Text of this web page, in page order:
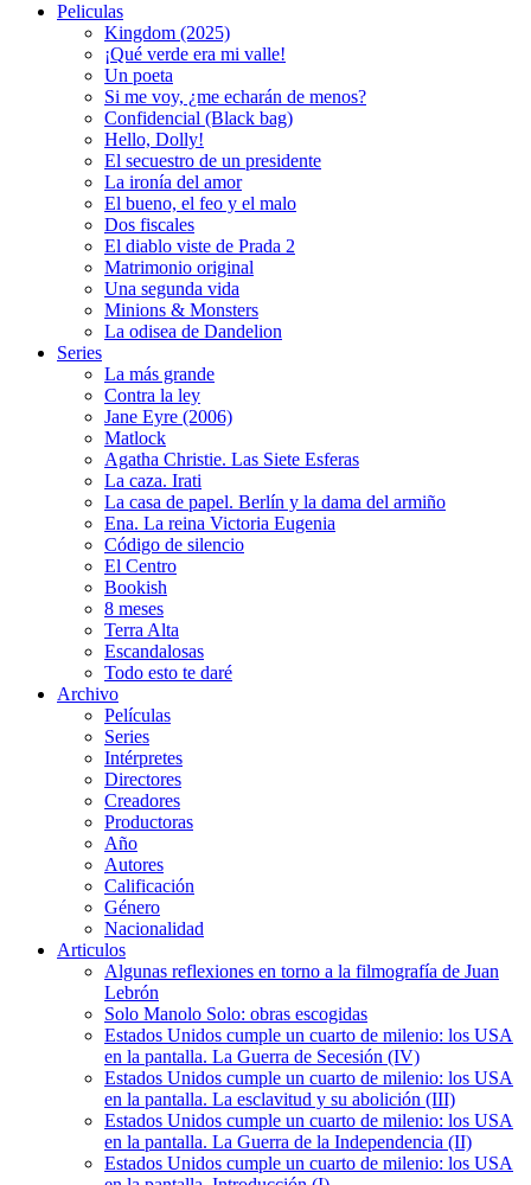
Peliculas
Kingdom (2025)
¡Qué verde era mi valle!
Un poeta
Si me voy, ¿me echarán de menos?
Confidencial (Black bag)
Hello, Dolly!
El secuestro de un presidente
La ironía del amor
El bueno, el feo y el malo
Dos fiscales
El diablo viste de Prada 2
Matrimonio original
Una segunda vida
Minions & Monsters
La odisea de Dandelion
Series
La más grande
Contra la ley
Jane Eyre (2006)
Matlock
Agatha Christie. Las Siete Esferas
La caza. Irati
La casa de papel. Berlín y la dama del armiño
Ena. La reina Victoria Eugenia
Código de silencio
El Centro
Bookish
8 meses
Terra Alta
Escandalosas
Todo esto te daré
Archivo
Películas
Series
Intérpretes
Directores
Creadores
Productoras
Año
Autores
Calificación
Género
Nacionalidad
Articulos
Algunas reflexiones en torno a la filmografía de Juan
Lebrón
Solo Manolo Solo: obras escogidas
Estados Unidos cumple un cuarto de milenio: los USA
en la pantalla. La Guerra de Secesión (IV)
Estados Unidos cumple un cuarto de milenio: los USA
en la pantalla. La esclavitud y su abolición (III)
Estados Unidos cumple un cuarto de milenio: los USA
en la pantalla. La Guerra de la Independencia (II)
Estados Unidos cumple un cuarto de milenio: los USA